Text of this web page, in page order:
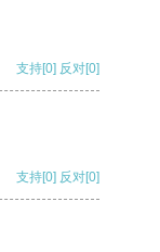
支持[0] 反对[0]
支持[0] 反对[0]